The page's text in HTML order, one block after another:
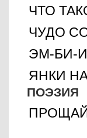
ЧТО
ЧУДО
ЭМ-БИ-И
ЯНКИ
ПОЭЗИЯ